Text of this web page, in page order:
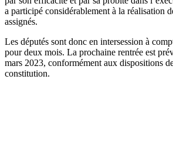
a participé considérablement à la réalisation
assignés.
Les députés sont donc en intersession à
pour deux mois. La prochaine rentrée est
mars 2023, conformément aux dispositions
constitution.